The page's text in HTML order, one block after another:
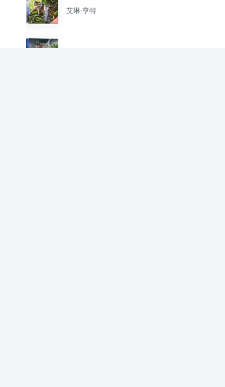
由心生
艾琳·亨特